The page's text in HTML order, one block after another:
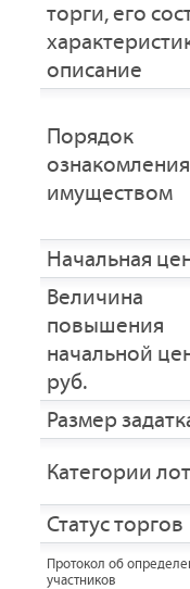
торги, его
описание
Порядок
имуществом
Начальная
Величина
повышения
начальной
руб.
Размер
Категории
Статус торгов
Протокол об
участников